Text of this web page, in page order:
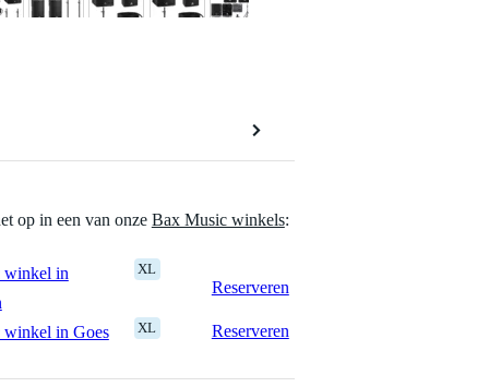
op in een van onze Bax Music winkels:
winkel in
XL
Reserveren
in Goes XL Reserveren